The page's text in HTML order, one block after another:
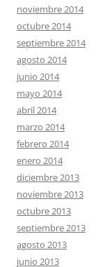
noviembre 2014
octubre 2014
septiembre 2014
agosto 2014
junio 2014
mayo 2014
abril 2014
marzo 2014
febrero 2014
enero 2014
diciembre 2013
noviembre 2013
octubre 2013
septiembre 2013
agosto 2013
junio 2013